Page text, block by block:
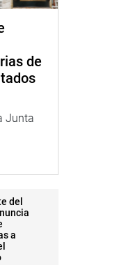
de
Junta
del
a